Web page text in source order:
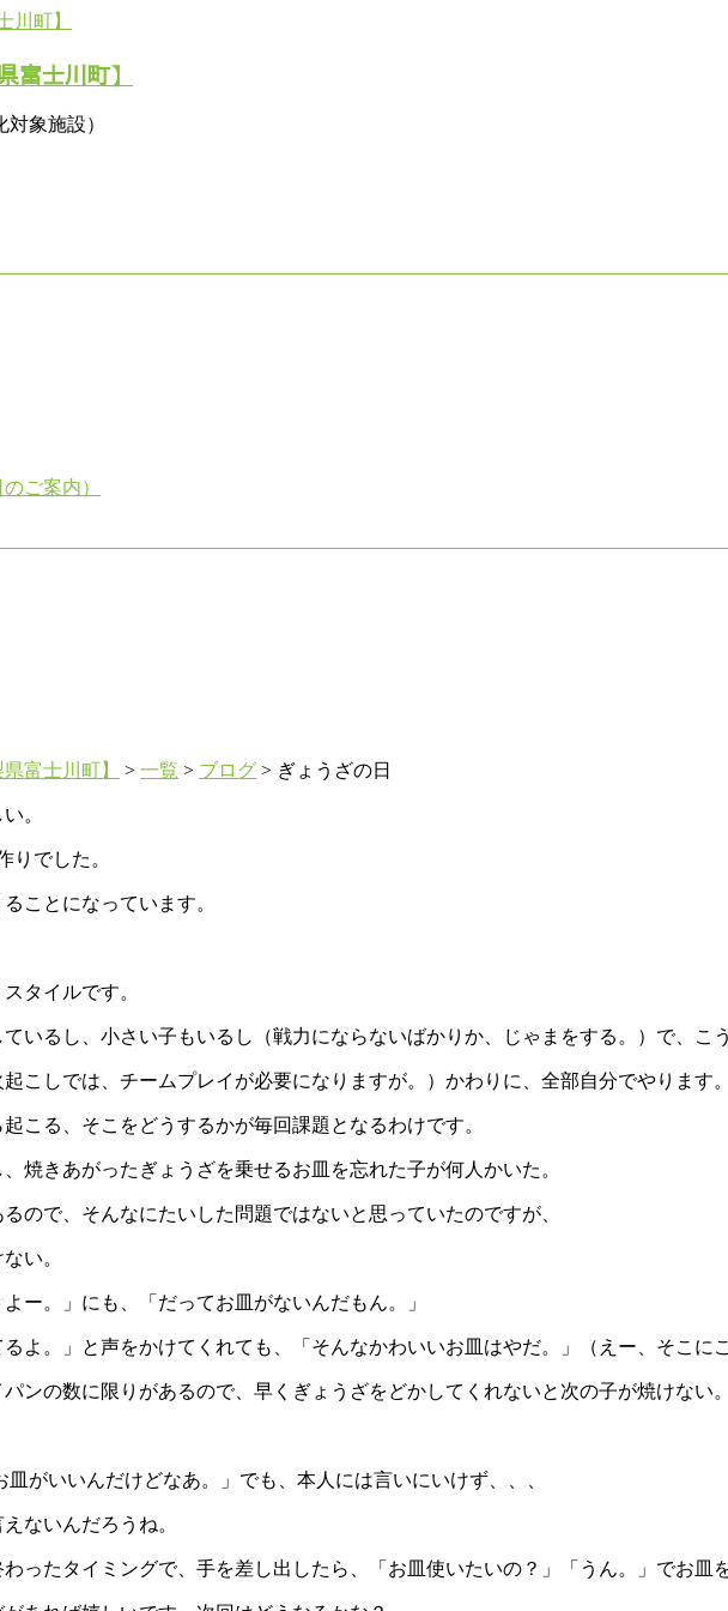
富士川町】
象施設）
ご案内）
富士川町】 > 一覧 > ブログ > ぎょうざの日
。
りでした。
ことになっています。
タイルです。
いるし、小さい子もいるし（戦力にならないばかりか、じゃまをする。）で、こ
こしでは、チームプレイが必要になりますが。）かわりに、全部自分でやります。
こる、そこをどうするかが毎回課題となるわけです。
焼きあがったぎょうざを乗せるお皿を忘れた子が何人かいた。
ので、そんなにたいした問題ではないと思っていたのですが、
い。
ー。」にも、「だってお皿がないんだもん。」
よ。」と声をかけてくれても、「そんなかわいいお皿はやだ。」（えー、そこに
ンの数に限りがあるので、早くぎょうざをどかしてくれないと次の子が焼けない。
がいいんだけどなあ。」でも、本人には言いにいけず、、、
ないんだろうね。
ったタイミングで、手を差し出したら、「お皿使いたいの？」「うん。」でお皿